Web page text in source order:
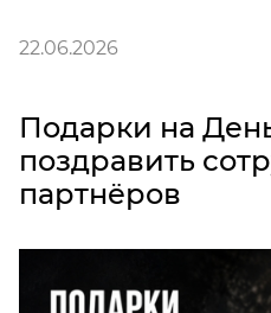
22.06.2026
Подарки на
поздравить
партнёров